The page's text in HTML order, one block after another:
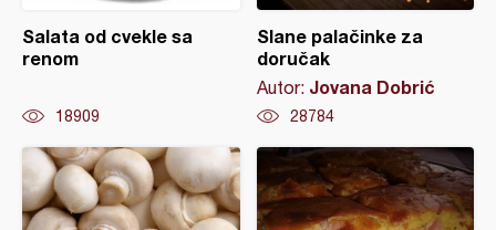
Salata od cvekle sa
renom
18909
Slane palačinke za
doručak
Autor: Jovana Dobrić
28784